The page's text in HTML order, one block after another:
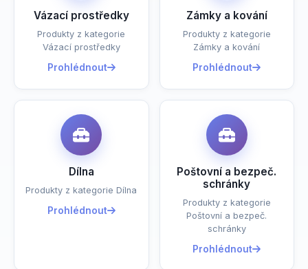
Vázací prostředky
Produkty z kategorie
Vázací prostředky
Prohlédnout
Zámky a kování
Produkty z kategorie
Zámky a kování
Prohlédnout
Dílna
Produkty z kategorie Dílna
Prohlédnout
Poštovní a bezpeč.
schránky
Produkty z kategorie
Poštovní a bezpeč.
schránky
Prohlédnout